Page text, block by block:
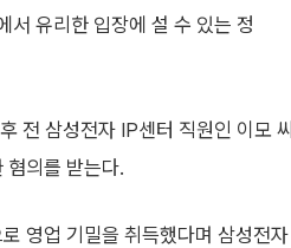
서 유리한 입장에 설 수 있는 정
전 삼성전자 IP센터 직원인 이모 씨
혐의를 받는다.
영업 기밀을 취득했다며 삼성전자